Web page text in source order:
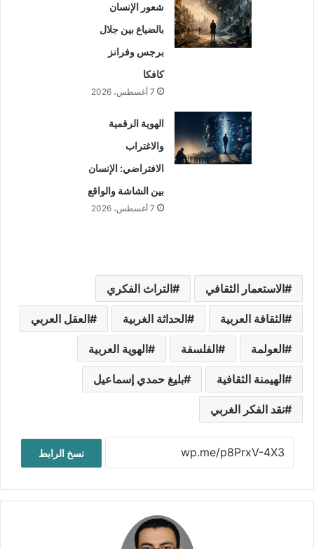
شعور الإنسان
بالضياع بين جلال
برجس وفرانز
كافكا
7 أغسطس، 2026
الهوية الرقمية
والاغتراب
الافتراضي: الإنسان
بين الشاشة والواقع
7 أغسطس، 2026
الاستعمار الثقافي التراث الفكري
الثقافة العربية الحداثة الغربية العقل العربي
العولمة الفلسفة الهوية العربية
الهيمنة الثقافية بليغ حمدي إسماعيل
نقد الفكر الغربي
نسخ الرابط